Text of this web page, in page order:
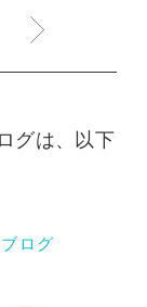
グは、以下
ログ